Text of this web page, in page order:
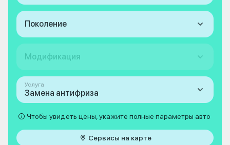
Поколение
Модификация
Услуга
Замена антифриза
Чтобы увидеть цены, укажите полные параметры авто
Сервисы на карте